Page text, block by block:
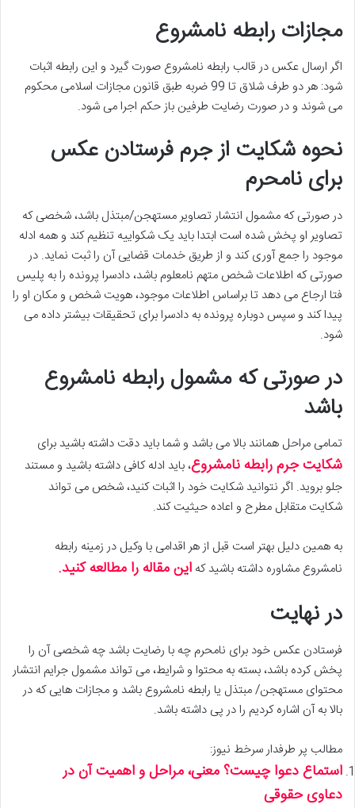
مجازات رابطه نامشروع
اگر ارسال عکس در قالب رابطه نامشروع صورت گیرد و این رابطه اثبات
شود: هر دو طرف شلاق تا 99 ضربه طبق قانون مجازات اسلامی محکوم
می شوند و در صورت رضایت طرفین باز حکم اجرا می شود.
نحوه شکایت از جرم فرستادن عکس
برای نامحرم
در صورتی که مشمول انتشار تصاویر مستهجن/مبتذل باشد، شخصی که
تصاویر او پخش شده است ابتدا باید یک شکواییه تنظیم کند و همه ادله
موجود را جمع آوری کند و از طریق خدمات قضایی آن را ثبت نماید. در
صورتی که اطلاعات شخص متهم نامعلوم باشد، دادسرا پرونده را به پلیس
فتا ارجاع می دهد تا براساس اطلاعات موجود، هویت شخص و مکان او را
پیدا کند و سپس دوباره پرونده به دادسرا برای تحقیقات بیشتر داده می
شود.
در صورتی که مشمول رابطه نامشروع
باشد
تمامی مراحل همانند بالا می باشد و شما باید دقت داشته باشید برای
شکایت جرم رابطه نامشروع، باید ادله کافی داشته باشید و مستند
جلو بروید. اگر نتوانید شکایت خود را اثبات کنید، شخص می تواند
شکایت متقابل مطرح و اعاده حیثیت کند.
به همین دلیل بهتر است قبل از هر اقدامی با وکیل در زمینه رابطه
نامشروع مشاوره داشته باشید که این مقاله را مطالعه کنید.
در نهایت
فرستادن عکس خود برای نامحرم چه با رضایت باشد چه شخصی آن را
پخش کرده باشد، بسته به محتوا و شرایط، می تواند مشمول جرایم انتشار
محتوای مستهجن/ مبتذل یا رابطه نامشروع باشد و مجازات هایی که در
بالا به آن اشاره کردیم را در پی داشته باشد.
مطالب پر طرفدار سرخط نیوز:
استماع دعوا چیست؟ معنی، مراحل و اهمیت آن در
دعاوی حقوقی